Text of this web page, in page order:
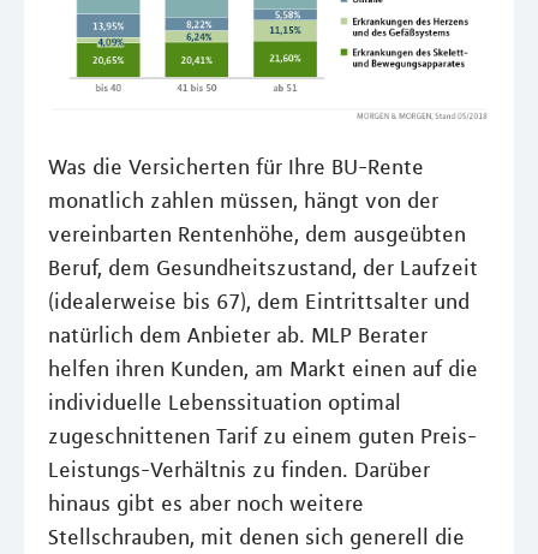
Was die Versicherten für Ihre BU-Rente
monatlich zahlen müssen, hängt von der
vereinbarten Rentenhöhe, dem ausgeübten
Beruf, dem Gesundheitszustand, der Laufzeit
(idealerweise bis 67), dem Eintrittsalter und
natürlich dem Anbieter ab. MLP Berater
helfen ihren Kunden, am Markt einen auf die
individuelle Lebenssituation optimal
zugeschnittenen Tarif zu einem guten Preis-
Leistungs-Verhältnis zu finden. Darüber
hinaus gibt es aber noch weitere
Stellschrauben, mit denen sich generell die